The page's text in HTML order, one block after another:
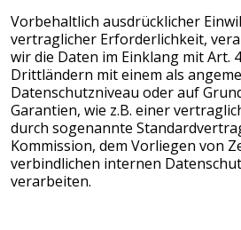
Vorbehaltlich ausdrücklicher
vertraglicher Erforderlichkeit,
wir die Daten im Einklang mit Art.
Drittländern mit einem als
Datenschutzniveau oder auf
Garantien, wie z.B. einer
durch sogenannte
Kommission, dem Vorliegen von
verbindlichen internen
verarbeiten.